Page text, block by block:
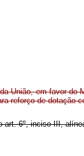
União, em favor do
reforço de dotação
art. 6º, inciso III,